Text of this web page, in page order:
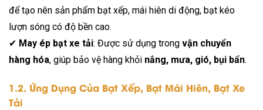
để tạo nên sản phẩm bạt xếp, mái hiên di động, bạt kéo
lượn sóng có độ bền cao.
✔ May ép bạt xe tải: Được sử dụng trong vận chuyển
hàng hóa, giúp bảo vệ hàng khỏi nắng, mưa, gió, bụi bẩn.
1.2. Ứng Dụng Của Bạt Xếp, Bạt Mái Hiên, Bạt Xe
Tải